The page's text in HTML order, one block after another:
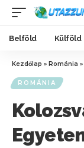
Belföld Külföld
Kezdőlap » Románia »
ROMÁNIA